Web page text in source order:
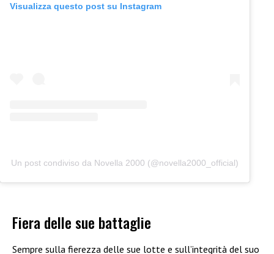
Visualizza questo post su Instagram
Un post condiviso da Novella 2000 (@novella2000_official)
Fiera delle sue battaglie
Sempre sulla fierezza delle sue lotte e sull’integrità del suo